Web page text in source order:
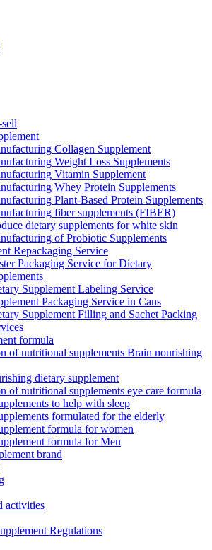
Collagen Supplement
Weight Loss Supplements
Vitamin Supplement
Whey Protein Supplements
Plant-Based Protein Supplements
fiber supplements (FIBER)
dietary supplements for white skin
of Probiotic Supplements
Repackaging Service
Packaging Service for Dietary
Supplement Labeling Service
Packaging Service in Cans
Supplement Filling and Sachet Packing
formula
of nutritional supplements Brain nourishing
dietary supplement
of nutritional supplements eye care formula
to help with sleep
formulated for the elderly
formula for women
formula for Men
brand
activities
Regulations